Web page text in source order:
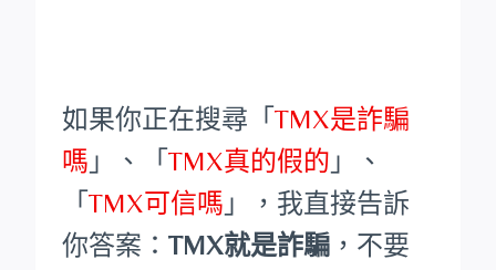
如果你正在搜尋「 TMX是詐騙
嗎 」、「 TMX真的假的 」、
「 TMX可信嗎 」，我直接告訴
你答案： TMX就是詐騙 ，不要